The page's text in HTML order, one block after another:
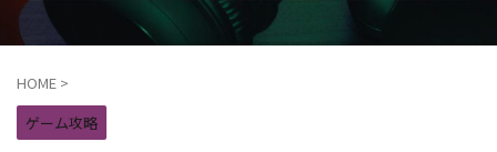
HOME >
ゲーム攻略